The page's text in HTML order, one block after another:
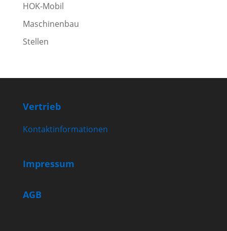
HOK-Mobil
Maschinenbau
Stellen
Vertrieb
Kontaktinformationen
Impressum
AGB